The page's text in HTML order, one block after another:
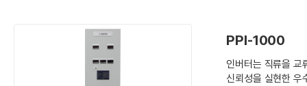
PPI-1000
인버터는 직류을
신뢰성을 실현한 우